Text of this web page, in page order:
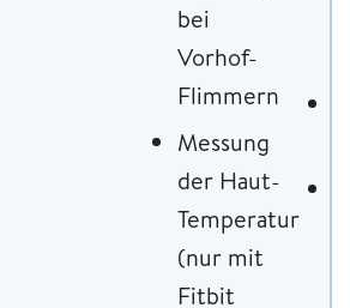
bei
Vorhof-
Flimmern
Messung
der Haut-
Temperatur
(nur mit
Fitbit